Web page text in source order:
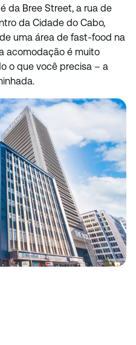
da Bree Street, a rua de
da Cidade do Cabo,
uma área de fast-food na
acomodação é muito
o que você precisa – a